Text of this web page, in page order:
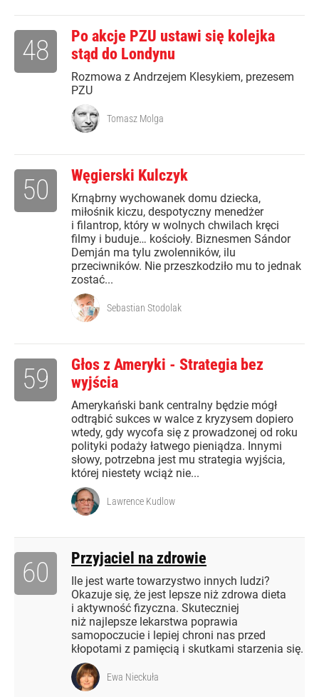
Po akcje PZU ustawi się kolejka
stąd do Londynu
Rozmowa z Andrzejem Klesykiem, prezesem
PZU
48
Tomasz Molga
Węgierski Kulczyk
Krnąbrny wychowanek domu dziecka,
miłośnik kiczu, despotyczny menedżer
i filantrop, który w wolnych chwilach kręci
filmy i buduje… kościoły. Biznesmen Sándor
Demján ma tylu zwolenników, ilu
przeciwników. Nie przeszkodziło mu to jednak
zostać...
50
Sebastian Stodolak
Głos z Ameryki - Strategia bez
wyjścia
Amerykański bank centralny będzie mógł
odtrąbić sukces w walce z kryzysem dopiero
wtedy, gdy wycofa się z prowadzonej od roku
polityki podaży łatwego pieniądza. Innymi
słowy, potrzebna jest mu strategia wyjścia,
której niestety wciąż nie...
59
Lawrence Kudlow
Przyjaciel na zdrowie
Ile jest warte towarzystwo innych ludzi?
Okazuje się, że jest lepsze niż zdrowa dieta
i aktywność fizyczna. Skuteczniej
niż najlepsze lekarstwa poprawia
samopoczucie i lepiej chroni nas przed
kłopotami z pamięcią i skutkami starzenia się.
60
Ewa Nieckuła